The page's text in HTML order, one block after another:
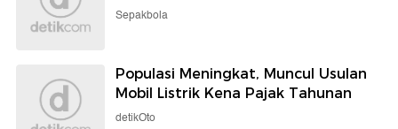
Sepakbola
Populasi Meningkat, Muncul Usulan
Mobil Listrik Kena Pajak Tahunan
detikOto